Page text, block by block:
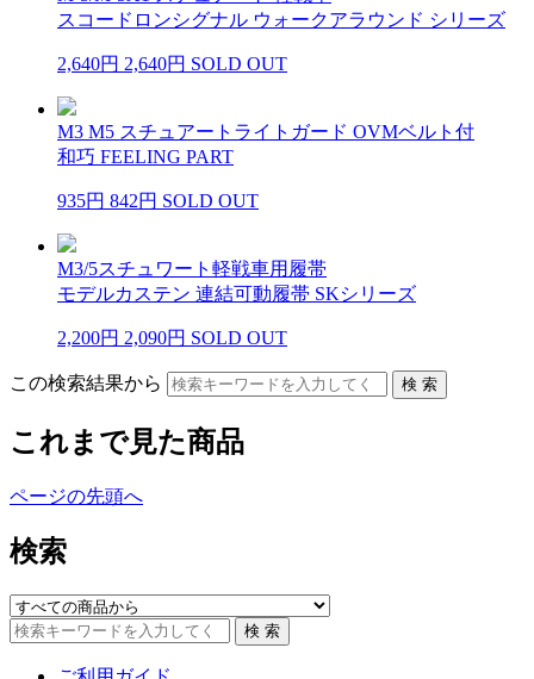
スコードロンシグナル ウォークアラウンド シリーズ
2,640円 2,640円 SOLD OUT
M3 M5 スチュアートライトガード OVMベルト付
和巧 FEELING PART
935円 842円 SOLD OUT
M3/5スチュワート軽戦車用履帯
モデルカステン 連結可動履帯 SKシリーズ
2,200円 2,090円 SOLD OUT
この検索結果から
これまで見た商品
ページの先頭へ
検索